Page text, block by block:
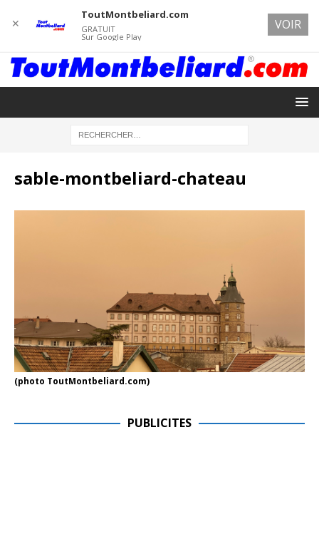
sable-montbeliard-chateau
(photo ToutMontbeliard.com)
PUBLICITES
✕
ToutMontbeliard.com
GRATUIT
Sur Google Play
VOIR